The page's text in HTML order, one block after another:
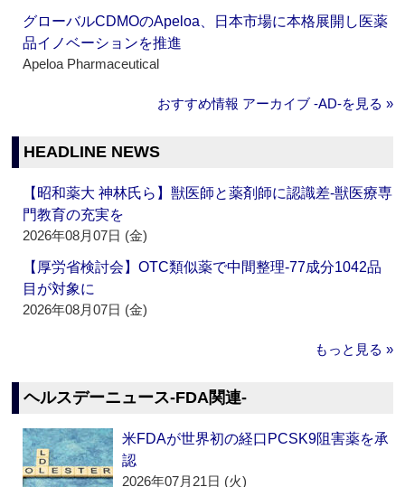
グローバルCDMOのApeloa、日本市場に本格展開し医薬
品イノベーションを推進
Apeloa Pharmaceutical
おすすめ情報 アーカイブ ‐AD‐を見る »
HEADLINE NEWS
【昭和薬大 神林氏ら】獣医師と薬剤師に認識差‐獣医療専
門教育の充実を
2026年08月07日 (金)
【厚労省検討会】OTC類似薬で中間整理‐77成分1042品
目が対象に
2026年08月07日 (金)
もっと見る »
ヘルスデーニュース‐FDA関連‐
米FDAが世界初の経口PCSK9阻害薬を承
認
2026年07月21日 (火)